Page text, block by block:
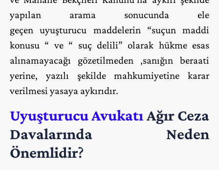
yapılan arama sonucunda ele
geçen uyuşturucu maddelerin “suçun maddi
konusu “ ve “ suç delili” olarak hükme esas
alınamayacağı gözetilmeden ,sanığın beraati
yerine, yazılı şekilde mahkumiyetine karar
verilmesi yasaya aykırıdır.
Uyuşturucu AvukatıAğır Ceza
Davalarında Neden
Önemlidir?